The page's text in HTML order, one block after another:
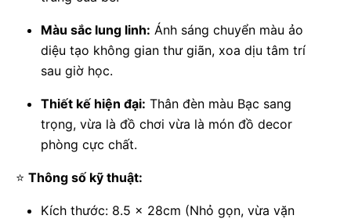
Màu sắc lung linh: Ánh sáng chuyển màu ảo
diệu tạo không gian thư giãn, xoa dịu tâm trí
sau giờ học.
Thiết kế hiện đại: Thân đèn màu Bạc sang
trọng, vừa là đồ chơi vừa là món đồ decor
phòng cực chất.
⭐ Thông số kỹ thuật:
Kích thước: 8.5 x 28cm (Nhỏ gọn, vừa vặn